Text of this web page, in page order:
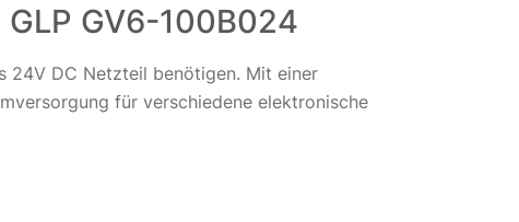
GV6-100B024
24V DC Netzteil benötigen. Mit einer
für verschiedene elektronische